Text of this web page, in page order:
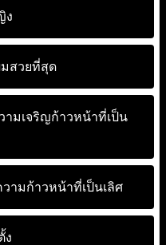
ง
สวยที่สุด
ามเจริญก้าวหน้าที่เป็น
ามก้าวหน้าที่เป็นเลิศ
ง